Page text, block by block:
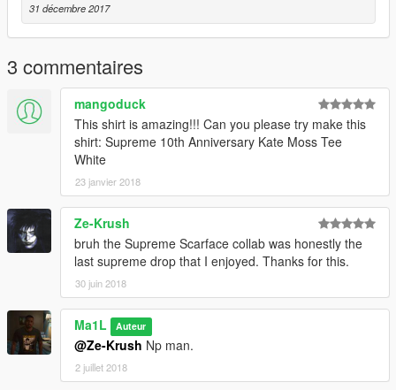
31 décembre 2017
3 commentaires
mangoduck
This shirt is amazing!!! Can you please try make this
shirt: Supreme 10th Anniversary Kate Moss Tee
White
23 janvier 2018
Ze-Krush
bruh the Supreme Scarface collab was honestly the
last supreme drop that I enjoyed. Thanks for this.
30 juin 2018
Ma1L Auteur
@Ze-Krush Np man.
2 juillet 2018